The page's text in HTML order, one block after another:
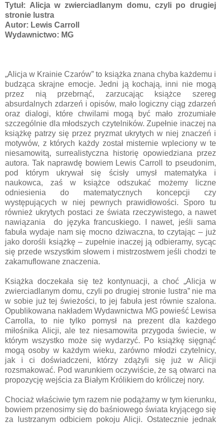
Tytuł: Alicja w zwierciadlanym domu, czyli po drugiej
stronie lustra
Autor: Lewis Carroll
Wydawnictwo: MG
„Alicja w Krainie Czarów” to książka znana chyba każdemu i
budząca skrajne emocje. Jedni ją kochają, inni nie mogą
przez nią przebrnąć, zarzucając książce szereg
absurdalnych zdarzeń i opisów, mało logiczny ciąg zdarzeń
oraz dialogi, które chwilami mogą być mało zrozumiałe
szczególnie dla młodszych czytelników. Zupełnie inaczej na
książkę patrzy się przez pryzmat ukrytych w niej znaczeń i
motywów, z których każdy został misternie wpleciony w te
niesamowitą, surrealistyczna historię opowiedziana przez
autora. Tak naprawdę bowiem Lewis Carroll to pseudonim,
pod którym ukrywał się ścisły umysł matematyka i
naukowca, zaś w książce odszukać możemy liczne
odniesienia do matematycznych koncepcji czy
występujących w niej pewnych prawidłowości. Sporo tu
również ukrytych postaci ze świata rzeczywistego, a nawet
nawiązania do języka francuskiego. I nawet, jeśli sama
fabuła wydaje nam się mocno dziwaczna, to czytając – już
jako dorośli książkę – zupełnie inaczej ją odbieramy, sycąc
się przede wszystkim słowem i mistrzostwem jeśli chodzi te
zakamuflowane znaczenia.
Książka doczekała się też kontynuacji, a choć „Alicja w
zwierciadlanym domu, czyli po drugiej stronie lustra” nie ma
w sobie już tej świeżości, to jej fabuła jest równie szalona.
Opublikowana nakładem Wydawnictwa MG powieść Lewisa
Carrolla, to nie tylko pomysł na prezent dla każdego
miłośnika Alicji, ale tez niesamowita przygoda świecie, w
którym wszystko może się wydarzyć. Po książkę sięgnąć
mogą osoby w każdym wieku, zarówno młodzi czytelnicy,
jak i ci doświadczeni, którzy zdążyli się już w Alicji
rozsmakować. Pod warunkiem oczywiście, że są otwarci na
propozycję wejścia za Białym Królikiem do króliczej nory.
Chociaż właściwie tym razem nie podążamy w tym kierunku,
bowiem przenosimy się do baśniowego świata kryjącego się
za lustrzanym odbiciem pokoju Alicji. Ostatecznie jednak